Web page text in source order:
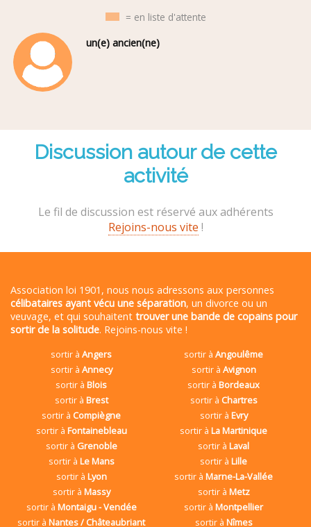
= en liste d'attente
un(e) ancien(ne)
Discussion autour de cette
activité
Le fil de discussion est réservé aux adhérents
Rejoins-nous vite !
Association loi 1901, nous nous adressons aux personnes
célibataires ayant vécu une séparation, un divorce ou un
veuvage, et qui souhaitent trouver une bande de copains pour
sortir de la solitude. Rejoins-nous vite !
sortir àAngers sortir àAngoulême
sortir à Annecy sortir à Avignon
sortir àBlois sortir àBordeaux
sortir à Brest sortir à Chartres
sortir à Compiègne sortir à Evry
sortir à Fontainebleau sortir àLa Martinique
sortir à Grenoble sortir àLaval
sortir à Le Mans sortir àLille
sortir à Lyon sortir àMarne-La-Vallée
sortir à Massy sortir à Metz
sortir à Montaigu - Vendée sortir àMontpellier
sortir àNantes / Châteaubriant sortir à Nîmes